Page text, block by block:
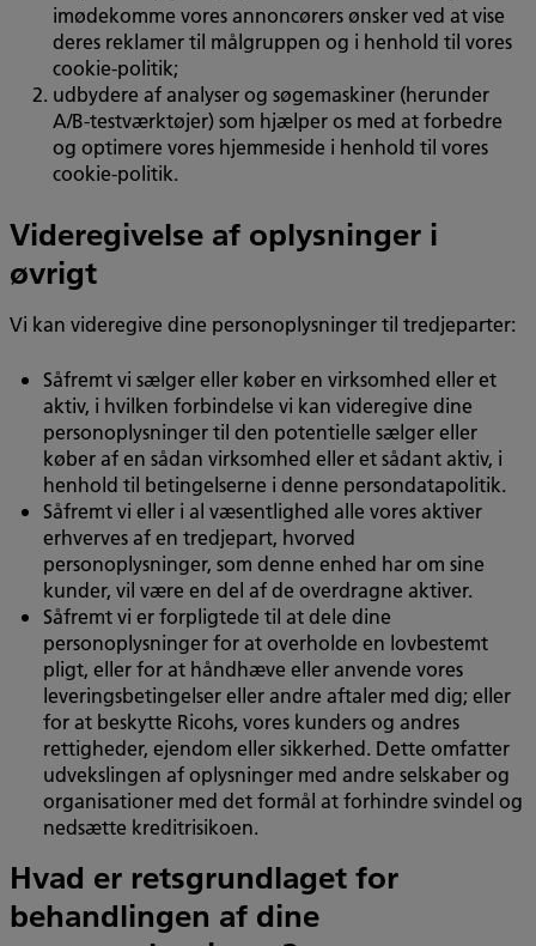
imødekomme vores annoncørers ønsker ved at vise
deres reklamer til målgruppen og i henhold til vores
cookie-politik;
udbydere af analyser og søgemaskiner (herunder
A/B-testværktøjer) som hjælper os med at forbedre
og optimere vores hjemmeside i henhold til vores
cookie-politik.
Videregivelse af oplysninger i
øvrigt
Vi kan videregive dine personoplysninger til tredjeparter:
Såfremt vi sælger eller køber en virksomhed eller et
aktiv, i hvilken forbindelse vi kan videregive dine
personoplysninger til den potentielle sælger eller
køber af en sådan virksomhed eller et sådant aktiv, i
henhold til betingelserne i denne persondatapolitik.
Såfremt vi eller i al væsentlighed alle vores aktiver
erhverves af en tredjepart, hvorved
personoplysninger, som denne enhed har om sine
kunder, vil være en del af de overdragne aktiver.
Såfremt vi er forpligtede til at dele dine
personoplysninger for at overholde en lovbestemt
pligt, eller for at håndhæve eller anvende vores
leveringsbetingelser eller andre aftaler med dig; eller
for at beskytte Ricohs, vores kunders og andres
rettigheder, ejendom eller sikkerhed. Dette omfatter
udvekslingen af oplysninger med andre selskaber og
organisationer med det formål at forhindre svindel og
nedsætte kreditrisikoen.
Hvad er retsgrundlaget for
behandlingen af dine